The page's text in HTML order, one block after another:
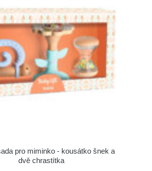
pro miminko - kousátko šnek a
dvě chrastítka